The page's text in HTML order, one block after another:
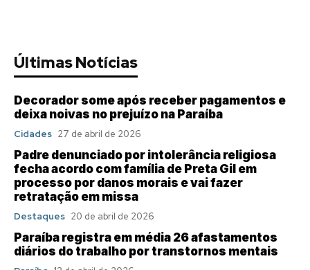
Últimas Notícias
Decorador some após receber pagamentos e
deixa noivas no prejuízo na Paraíba
Cidades 27 de abril de 2026
Padre denunciado por intolerância religiosa
fecha acordo com família de Preta Gil em
processo por danos morais e vai fazer
retratação em missa
Destaques 20 de abril de 2026
Paraíba registra em média 26 afastamentos
diários do trabalho por transtornos mentais